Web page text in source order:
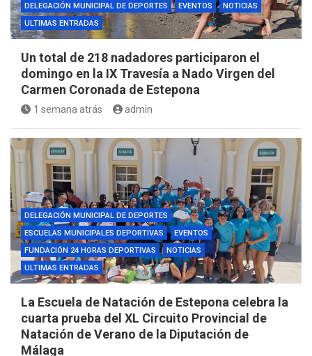
DELEGACIÓN MUNICIPAL DE DEPORTES EVENTOS
NOTICIAS
ULTIMAS ENTRADAS
Un total de 218 nadadores participaron el
domingo en la IX Travesía a Nado Virgen del
Carmen Coronada de Estepona
1 semana atrás admin
DELEGACIÓN MUNICIPAL DE DEPORTES
ESCUELAS MUNICIPALES DEPORTIVAS
EVENTOS
FUNDACIÓN 24 HORAS DEPORTIVAS
NOTICIAS
ULTIMAS ENTRADAS
La Escuela de Natación de Estepona celebra la
cuarta prueba del XL Circuito Provincial de
Natación de Verano de la Diputación de
Málaga